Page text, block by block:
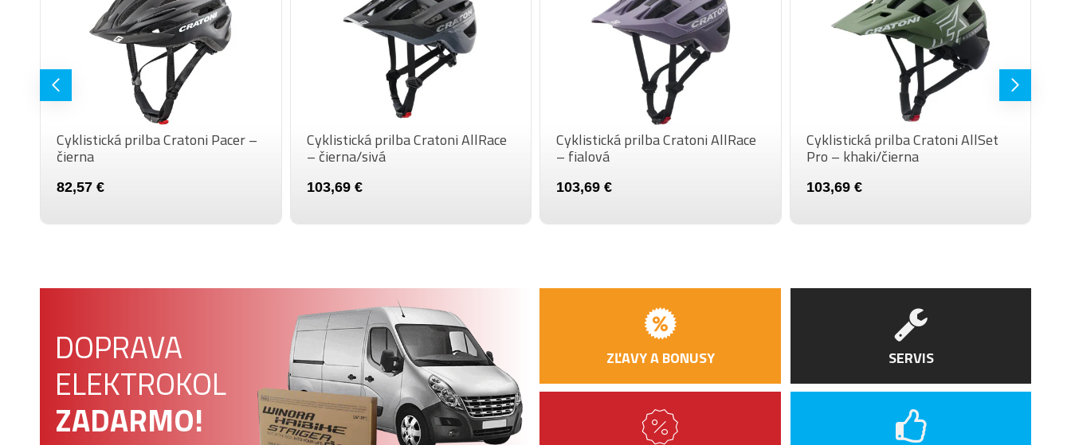
Cyklistická prilba Cratoni Pacer –
čierna
82,57 €
Cyklistická prilba Cratoni AllRace
– čierna/sivá
103,69 €
Cyklistická prilba Cratoni AllRace
– fialová
103,69 €
Cyklistická prilba Cratoni AllSet
Pro – khaki/čierna
103,69 €
DOPRAVA
ELEKTROKOL
ZADARMO!
ZĽAVY A BONUSY SERVIS